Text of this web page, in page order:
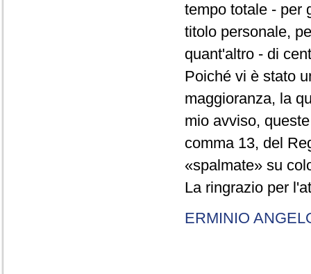
tempo totale - per
titolo personale,
quant'altro - di
Poiché vi è stato
maggioranza, la
mio avviso,
comma 13, del
«spalmate» su
La ringrazio per
ERMINIO